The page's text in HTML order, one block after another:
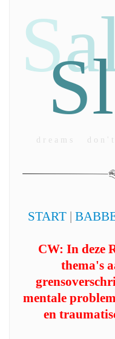
Sa
Sl
d r e a m s d o
START |
CW: In deze
thema's
mentale
en